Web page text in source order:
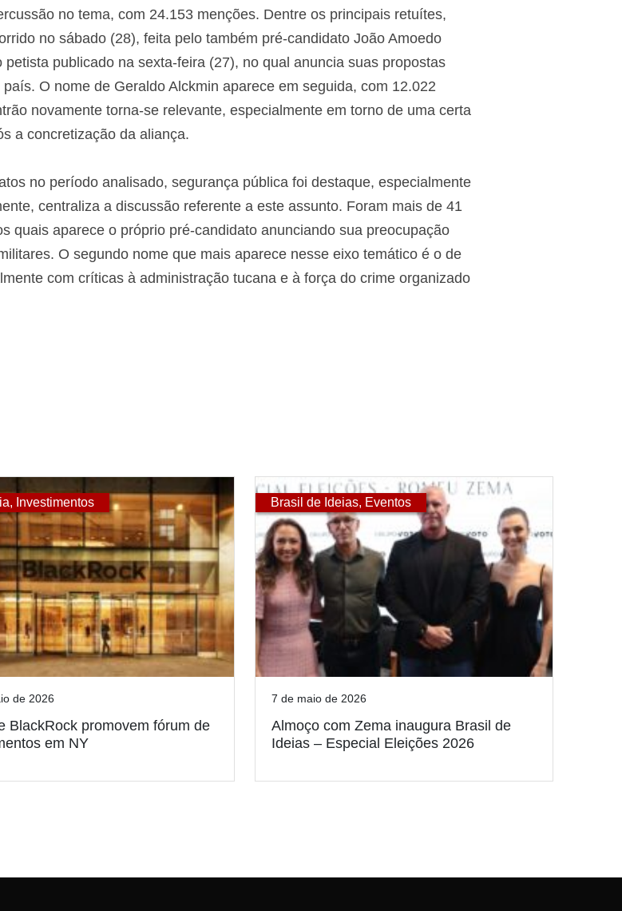
no tema, com 24.153 menções. Dentre os principais retuítes,
no sábado (28), feita pelo também pré-candidato João Amoedo
publicado na sexta-feira (27), no qual anuncia suas propostas
O nome de Geraldo Alckmin aparece em seguida, com 12.022
novamente torna-se relevante, especialmente em torno de uma certa
a concretização da aliança.
no período analisado, segurança pública foi destaque, especialmente
centraliza a discussão referente a este assunto. Foram mais de 41
quais aparece o próprio pré-candidato anunciando sua preocupação
O segundo nome que mais aparece nesse eixo temático é o de
com críticas à administração tucana e à força do crime organizado
, Investimentos
de 2026
BlackRock promovem fórum de
em NY
Brasil de Ideias, Eventos
7 de maio de 2026
Almoço com Zema inaugura Brasil de
Ideias – Especial Eleições 2026